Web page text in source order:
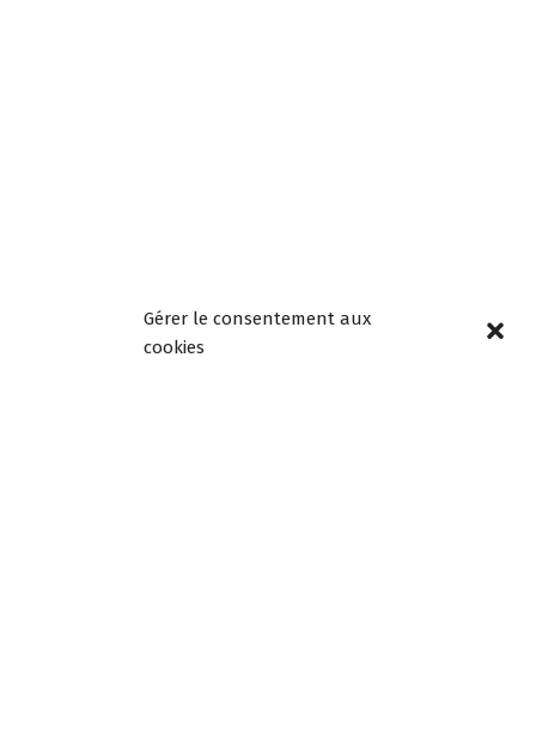
Gérer le consentement aux
cookies
Horaires
d’ouverture